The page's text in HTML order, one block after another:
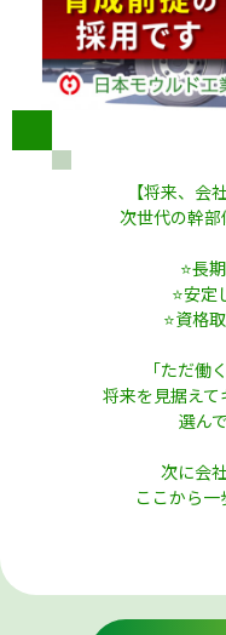
【将来、会
次世代の幹部
⭐長
⭐安
⭐資格
「ただ働
将来を見据え
選ん
次に会
ここから